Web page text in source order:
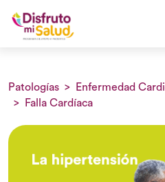
Patologías
Enfermedad
Falla Cardíaca